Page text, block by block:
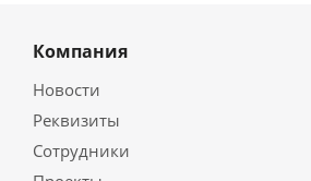
Компания
Новости
Реквизиты
Сотрудники